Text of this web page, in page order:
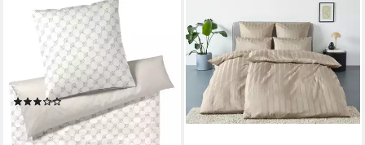
JOOP!
Bettwäsche Cornflower
Double 135x200 cm, 100%
Baumwolle, Mako Satin, Made
in Germany
(1)
ab 135,20 € UVP169,00 €
-20%